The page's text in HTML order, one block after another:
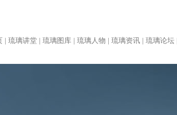
琉璃讲堂 琉璃图库 琉璃人物 琉璃资讯 琉璃论坛